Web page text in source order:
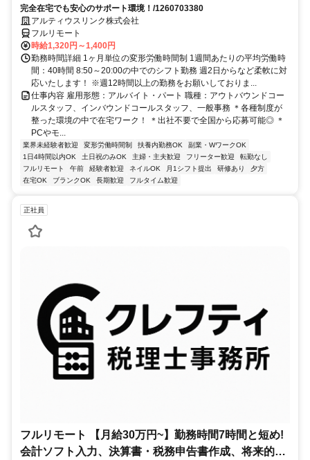
完全在宅でも安心のサポート環境！/1260703380
アルティウスリンク株式会社
フルリモート
時給1,320円～1,400円
勤務時間詳細 1ヶ月単位の変形労働時間制 1週間あたりの平均労働時
間：40時間 8:50～20:00の中でのシフト勤務 週2日からなど柔軟に対
応いたします！ ※週12時間以上の勤務をお願いしておりま...
仕事内容 雇用形態：アルバイト・パート 職種：アウトバウンドコー
ルスタッフ、インバウンドコールスタッフ、一般事務 ＊各種制度が
整った環境の中で在宅ワーク！ ＊出社不要で全国から応募可能◎ ＊
PCやモ...
業界未経験者歓迎 変形労働時間制 扶養内勤務OK
副業・WワークOK
1日4時間以内OK
土日祝のみOK 主婦・主夫歓迎 フリーター歓迎
転勤なし
フルリモート
午前 経験者歓迎 ネイルOK 月1シフト提出 研修あり
夕方
在宅OK
ブランクOK 長期歓迎 フルタイム歓迎
正社員
フルリモート 【月給30万円~】勤務時間7時間と短め!
会計ソフト入力、決算書・税務申告書作成、将来的に